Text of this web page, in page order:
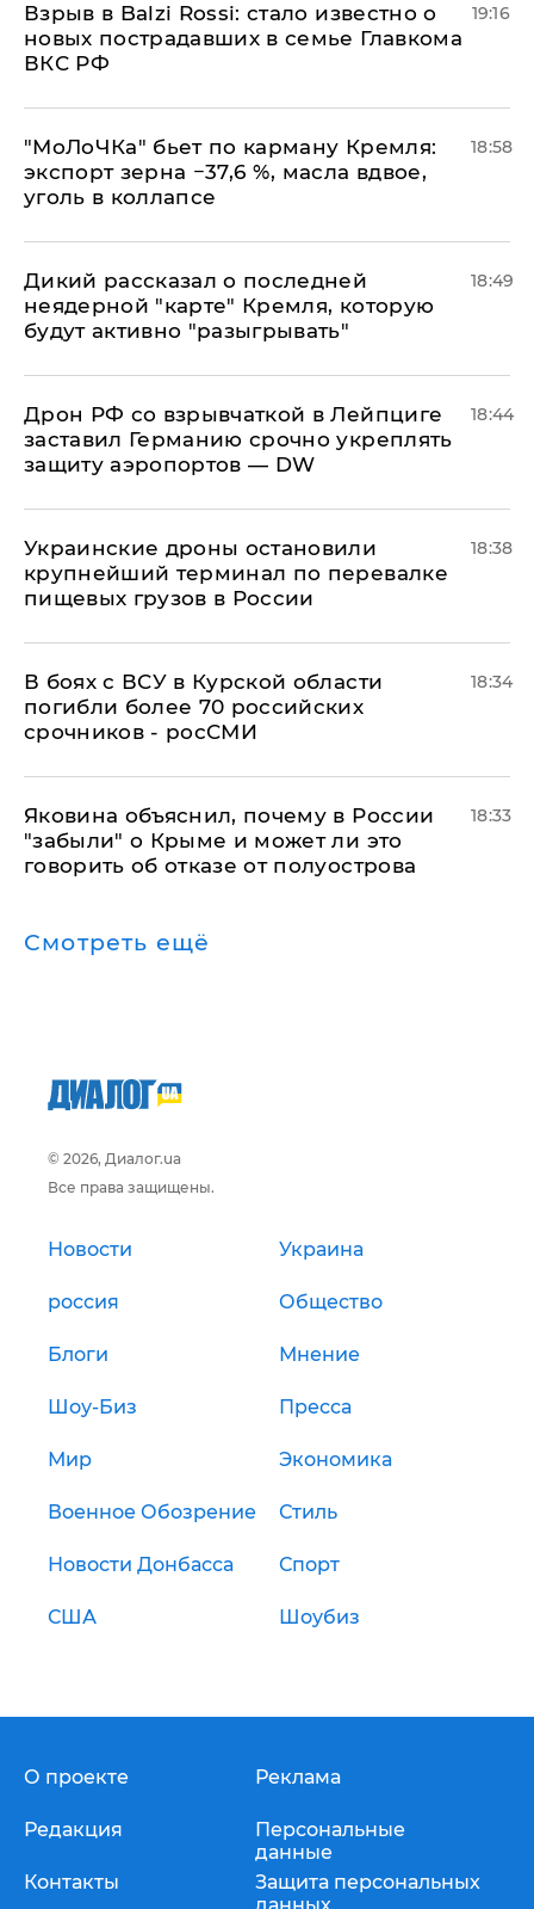
Взрыв в Balzi Rossi: стало известно о
новых пострадавших в семье Главкома
ВКС РФ
19:16
​"МоЛоЧКа" бьет по карману Кремля:
экспорт зерна −37,6 %, масла вдвое,
уголь в коллапсе
18:58
Дикий рассказал о последней
неядерной "карте" Кремля, которую
будут активно "разыгрывать"
18:49
​Дрон РФ со взрывчаткой в Лейпциге
заставил Германию срочно укреплять
защиту аэропортов — DW
18:44
Украинские дроны остановили
крупнейший терминал по перевалке
пищевых грузов в России
18:38
В боях с ВСУ в Курской области
погибли более 70 российских
срочников - росСМИ
18:34
Яковина объяснил, почему в России
"забыли" о Крыме и может ли это
говорить об отказе от полуострова
18:33
Смотреть ещё
© 2026, Диалог.ua
Все права защищены.
Новости Украина
россия Общество
Блоги Мнение
Шоу-Биз Пресса
Мир Экономика
Военное Обозрение Стиль
Новости Донбасса Спорт
США Шоубиз
О проекте
Редакция
Контакты
Реклама
Персональные
данные
Защита персональных